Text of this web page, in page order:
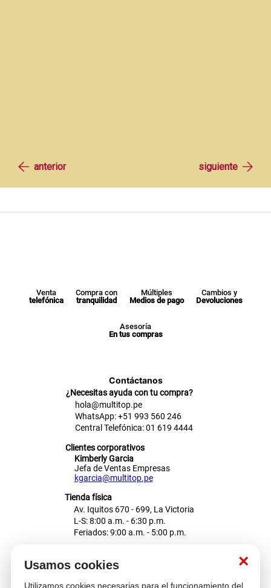
×
Usamos cookies
Utilizamos cookies necesarias para el funcionamiento del
Venta
telefónica
Compra con
tranquilidad
Múltiples
Medios de pago
Cambios y
Devoluciones
Asesoría
En tus compras
Contáctanos
¿Necesitas ayuda con tu compra?
hola@multitop.pe
WhatsApp: +51 993 560 246
Central Telefónica: 01 619 4444
Clientes corporativos
Kimberly Garcia
Jefa de Ventas Empresas
kgarcia@multitop.pe
Tienda física
Av. Iquitos 670 - 699, La Victoria
L-S: 8:00 a.m. - 6:30 p.m.
Feriados: 9:00 a.m. - 5:00 p.m.